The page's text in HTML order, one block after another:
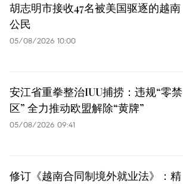
胡志明市接收47名被美国驱逐的越南
公民
05/08/2026 10:00
安江省重拳整治IUU捕捞：违规“零禁
区” 全力推动欧盟解除“黄牌”
05/08/2026 09:41
修订《越南合同制境外就业法》：精